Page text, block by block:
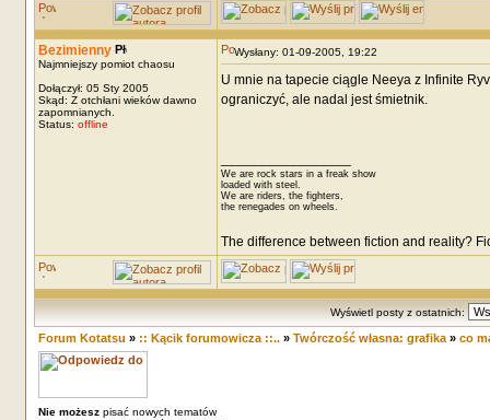
Bezimienny
Najmniejszy pomiot chaosu
Dołączył: 05 Sty 2005
Skąd: Z otchłani wieków dawno
zapomnianych.
Status: offline
Wysłany: 01-09-2005, 19:22
U mnie na tapecie ciągle Neeya z Infinite
ograniczyć, ale nadal jest śmietnik.
We are rock stars in a freak show
loaded with steel.
We are riders, the fighters,
the renegades on wheels.
The difference between fiction and reality?
Wyświetl posty z ostatnich:
Forum Kotatsu » :: Kącik forumowicza ::..» Twórczość własna: grafika» co
Nie możeszpisać nowych tematów